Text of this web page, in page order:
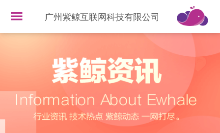
广州紫鲸互联网科技有限公司